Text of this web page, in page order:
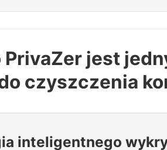
PrivaZer jest
czyszczenia
inteligentnego